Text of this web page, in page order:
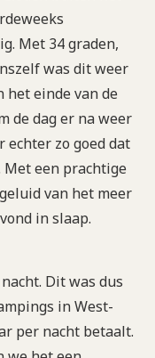
Met 34 graden,
was dit weer
het einde van de
de dag er na weer
echter zo goed dat
Met een prachtige
van het meer
in slaap.
Dit was dus
in West-
per nacht betaalt.